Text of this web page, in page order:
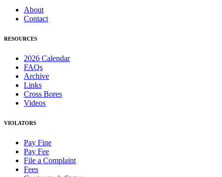
About
Contact
RESOURCES
2026 Calendar
FAQs
Archive
Links
Cross Bores
Videos
VIOLATORS
Pay Fine
Pay Fee
File a Complaint
Fees